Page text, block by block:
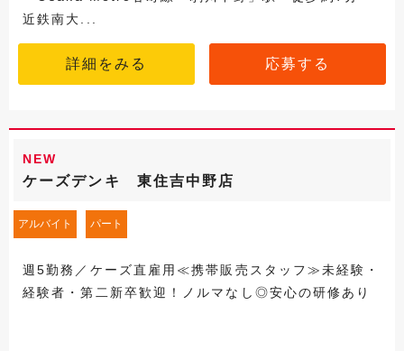
近鉄南大...
詳細をみる 応募する
NEW
ケーズデンキ 東住吉中野店
アルバイト パート
週5勤務／ケーズ直雇用≪携帯販売スタッフ≫未経験・
経験者・第二新卒歓迎！ノルマなし◎安心の研修あり